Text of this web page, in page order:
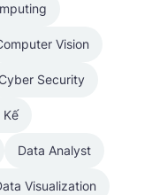
Vision
Security
Kế
Data Analyst
Visualization